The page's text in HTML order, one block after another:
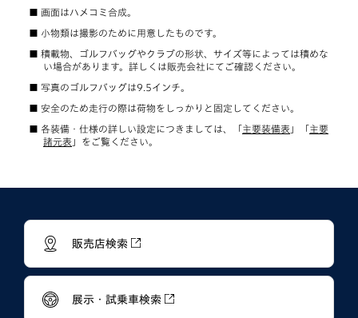
画面はハメコミ合成。
小物類は撮影のために用意したものです。
積載物、ゴルフバッグやクラブの形状、サイズ等によっては積めな
い場合があります。詳しくは販売会社にてご確認ください。
写真のゴルフバッグは9.5インチ。
安全のため走行の際は荷物をしっかりと固定してください。
各装備・仕様の詳しい設定につきましては、「主要装備表 」「主要
諸元表 」をご覧ください。
販売店検索
展示・試乗車検索